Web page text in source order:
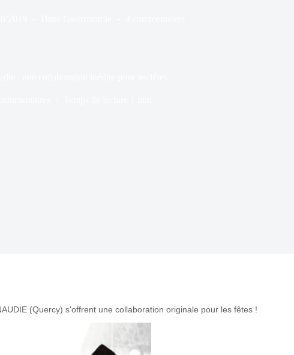
(Quercy) s'offrent une collaboration originale pour les fêtes !